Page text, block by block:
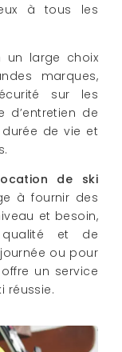
à tous les
un large choix
marques,
sur les
d’entretien de
de vie et
de ski
à fournir des
et besoin,
et de
ou pour
offre un service
réussie.